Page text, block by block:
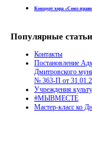
Концерт хора «Союз
Популярные статьи
Контакты
Постановление
Дмитровского
№ 363-П от
Учреждения
#МЫВМЕСТЕ
Мастер-класс ко